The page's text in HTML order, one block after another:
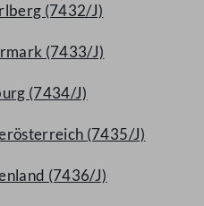
(7432/J)
(7433/J)
(7434/J)
(7435/J)
(7436/J)